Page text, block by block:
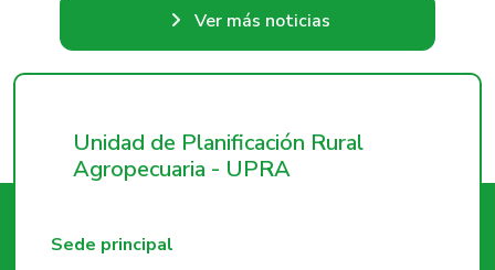
Ver más noticias
Unidad de Planificación Rural
Agropecuaria - UPRA
Sede principal